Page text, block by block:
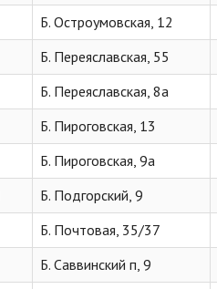
Б. Остроумовская, 12
Б. Переяславская, 55
Б. Переяславская, 8а
Б. Пироговская, 13
Б. Пироговская, 9а
Б. Подгорский, 9
Б. Почтовая, 35/37
Б. Саввинский п, 9